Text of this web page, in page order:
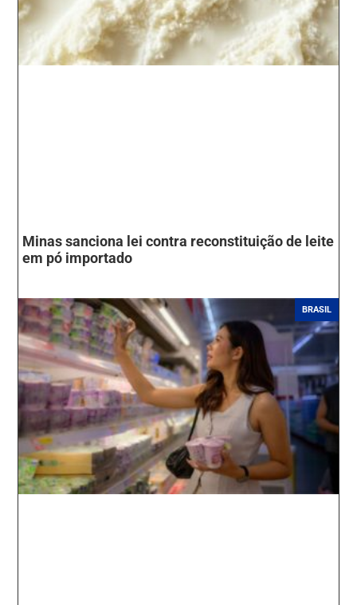
Minas sanciona lei contra reconstituição de leite
em pó importado
BRASIL